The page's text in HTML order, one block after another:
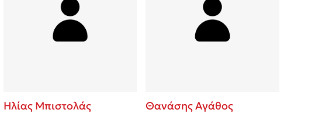
Ηλίας Μπιστολάς Θανάσης Αγάθος